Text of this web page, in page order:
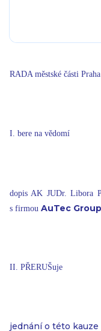
RADA městské části
I. bere na vědomí
dopis AK JUDr. Libora
s firmou AuTec
II. PŘERUŠuje
jednání o této kauze